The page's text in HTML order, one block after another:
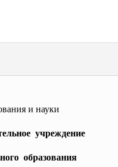
и науки
учреждение
образования